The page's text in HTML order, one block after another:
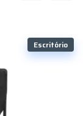
Escritório